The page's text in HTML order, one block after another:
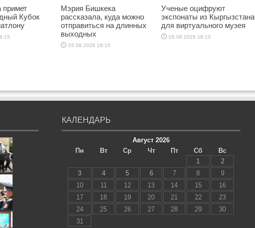
примет
Кубок
Мэрия Бишкека
рассказала, куда можно
отправиться на длинных
выходных
05.08.2026 18:15
Ученые оцифруют
экспонаты из Кыргызстана
для виртуального музея
05.08.2026 18:15
КАЛЕНДАРЬ
Август 2026
Пн
Вт Ср Чт Пт Сб
Вс
1
2
3
4 5 6 7 8
9
10
11 12 13 14 15
16
17
18 19 20 21 22
23
24
25 26 27 28 29
30
31